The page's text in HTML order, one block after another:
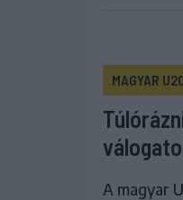
MAGYAR
A magyar